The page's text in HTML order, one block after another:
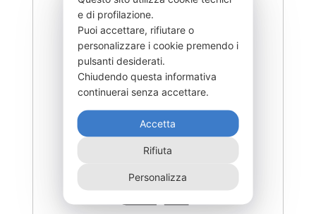
e di profilazione.
Puoi accettare, rifiutare o
personalizzare i cookie premendo i
pulsanti desiderati.
Chiudendo questa informativa
continuerai senza accettare.
Accetta
Rifiuta
Personalizza